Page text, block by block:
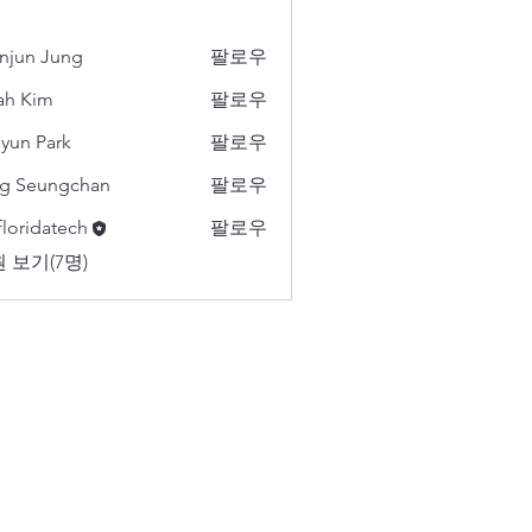
Jung
팔로우
Kim
팔로우
Park
팔로우
Seungchan
팔로우
팔로우
보기(7명)